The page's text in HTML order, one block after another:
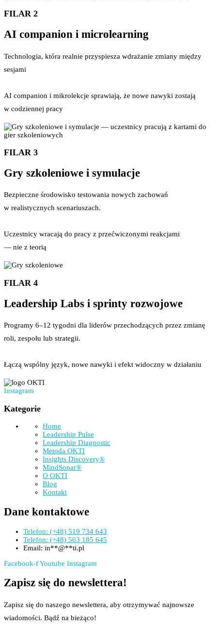
FILAR 2
AI companion i microlearning
Technologia, która realnie przyspiesza wdrażanie zmiany między
sesjami
AI companion i mikrolekcje sprawiają, że nowe nawyki zostają
w codziennej pracy
FILAR 3
Gry szkoleniowe i symulacje
Bezpieczne środowisko testowania nowych zachowań
w realistycznych scenariuszach.
Uczestnicy wracają do pracy z przećwiczonymi reakcjami
— nie z teorią
FILAR 4
Leadership Labs i sprinty rozwojowe
Programy 6–12 tygodni dla liderów przechodzących przez zmianę
roli, zespołu lub strategii.
Łączą wspólny język, nowe nawyki i efekt widoczny w działaniu
Instagram
Kategorie
Home
Leadership Pulse
Leadership Diagnostic
Metoda OKTI
Insights Discovery®
MindSonar®
O OKTI
Blog
Kontakt
Dane kontaktowe
Telefon: (+48) 519 734 643
Telefon: (+48) 503 185 645
Email: in**@**ti.pl
Facebook-fYoutube Instagram
Zapisz się do newslettera!
Zapisz się do naszego newslettera, aby otrzymywać najnowsze
wiadomości. Bądź na bieżąco!